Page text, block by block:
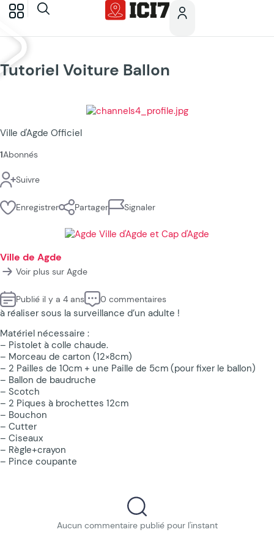
Tutoriel Voiture Ballon
Ville d'Agde Officiel
1Abonnés
Suivre
Enregistrer Partager Signaler
Ville de Agde
Voir plus sur Agde
Publié il y a 4 ans 0 commentaires
à réaliser sous la surveillance d’un adulte !
Matériel nécessaire :
– Pistolet à colle chaude.
– Morceau de carton (12×8cm)
– 2 Pailles de 10cm + une Paille de 5cm (pour fixer le ballon)
– Ballon de baudruche
– Scotch
– 2 Piques à brochettes 12cm
– Bouchon
– Cutter
– Ciseaux
– Règle+crayon
– Pince coupante
Aucun commentaire publié pour l'instant